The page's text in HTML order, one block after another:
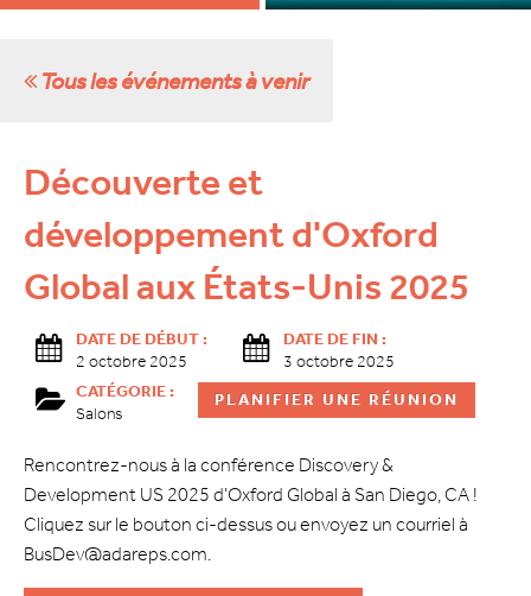
Tous les événements à venir
Découverte et
développement d'Oxford
Global aux États-Unis 2025
DATE DE DÉBUT :
2 octobre 2025
DATE DE FIN :
3 octobre 2025
CATÉGORIE :
Salons
PLANIFIER UNE RÉUNION
Rencontrez-nous à la conférence Discovery &
Development US 2025 d'Oxford Global à San Diego, CA !
Cliquez sur le bouton ci-dessus ou envoyez un courriel à
BusDev@adareps.com.